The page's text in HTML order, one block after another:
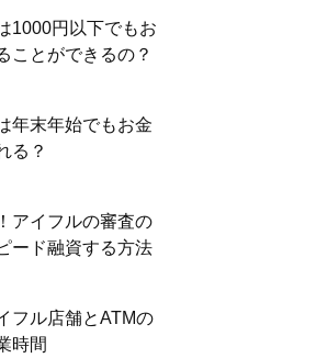
1000円以下でもお
ことができるの？
年末年始でもお金
る？
アイフルの審査の
ード融資する方法
フル店舗とATMの
時間